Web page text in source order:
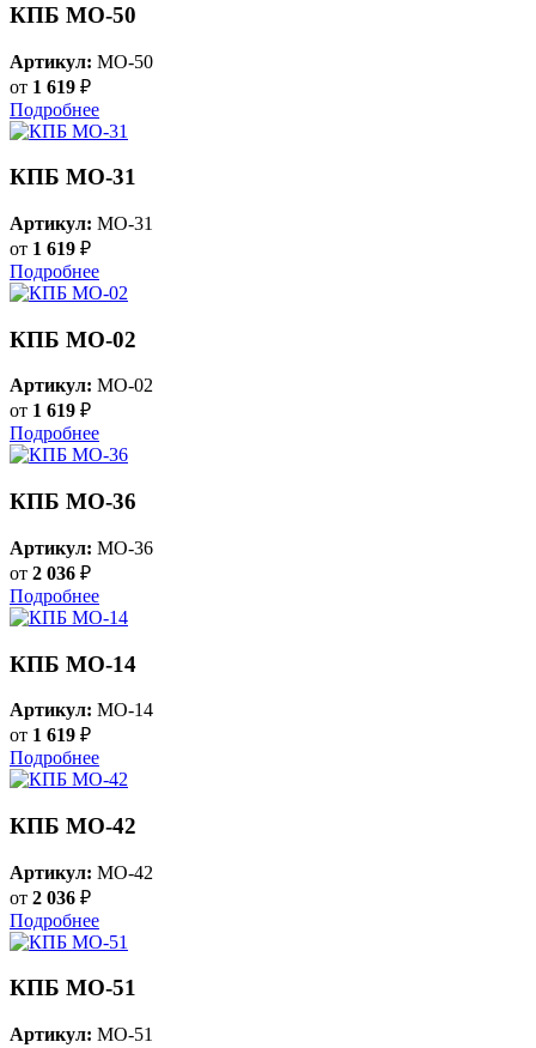
КПБ MO-50
Артикул: MO-50
от 1 619 ₽
Подробнее
КПБ MO-31
Артикул: MO-31
от 1 619 ₽
Подробнее
КПБ MO-02
Артикул: MO-02
от 1 619 ₽
Подробнее
КПБ MO-36
Артикул: MO-36
от 2 036 ₽
Подробнее
КПБ MO-14
Артикул: MO-14
от 1 619 ₽
Подробнее
КПБ MO-42
Артикул: MO-42
от 2 036 ₽
Подробнее
КПБ MO-51
Артикул: MO-51